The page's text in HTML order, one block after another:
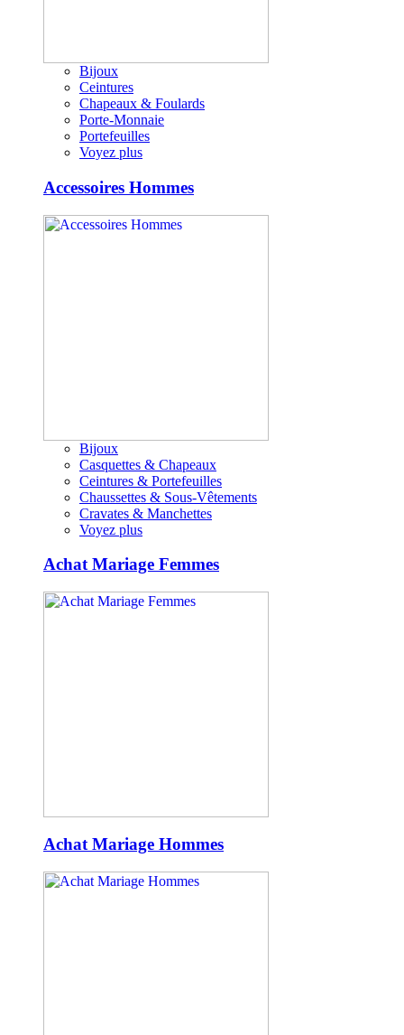
Bijoux
Ceintures
Chapeaux & Foulards
Porte-Monnaie
Portefeuilles
Voyez plus
Accessoires Hommes
Bijoux
Casquettes & Chapeaux
Ceintures & Portefeuilles
Chaussettes & Sous-Vêtements
Cravates & Manchettes
Voyez plus
Achat Mariage Femmes
Achat Mariage Hommes